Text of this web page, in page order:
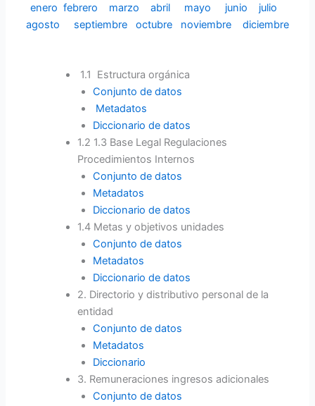
enero febrero marzo abril mayo junio
julio
agosto
septiembre octubre noviembre diciembre
1.1 Estructura orgánica
Conjunto de datos
Metadatos
Diccionario de datos
1.2 1.3 Base Legal Regulaciones
Procedimientos Internos
Conjunto de datos
Metadatos
Diccionario de datos
1.4 Metas y objetivos unidades
Conjunto de datos
Metadatos
Diccionario de datos
2. Directorio y distributivo personal de la
entidad
Conjunto de datos
Metadatos
Diccionario
3. Remuneraciones ingresos adicionales
Conjunto de datos